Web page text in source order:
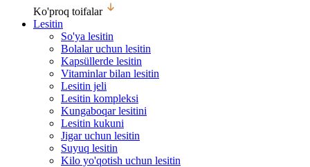
Ko'proq toifalar
Lesitin
So'ya lesitin
Bolalar uchun lesitin
Kapsüllerde lesitin
Vitaminlar bilan lesitin
Lesitin jeli
Lesitin kompleksi
Kungaboqar lesitini
Lesitin kukuni
Jigar uchun lesitin
Suyuq lesitin
Kilo yo'qotish uchun lesitin